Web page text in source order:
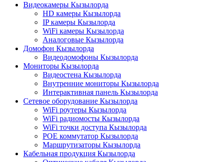
Видеокамеры Кызылорда
HD камеры Кызылорда
IP камеры Кызылорда
WiFi камеры Кызылорда
Аналоговые Кызылорда
Домофон Кызылорда
Видеодомофоны Кызылорда
Мониторы Кызылорда
Видеостена Кызылорда
Внутренние мониторы Кызылорда
Интерактивная панель Кызылорда
Сетевое оборудование Кызылорда
WiFi роутеры Кызылорда
WiFi радиомосты Кызылорда
WiFi точки доступа Кызылорда
POE коммутатор Кызылорда
Маршрутизаторы Кызылорда
Кабельная продукция Кызылорда